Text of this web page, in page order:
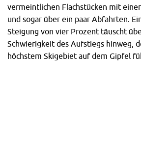
vermeintlichen Flachstücken mit
und sogar über ein paar Abfahrten.
Steigung von vier Prozent täuscht
Schwierigkeit des Aufstiegs hinweg,
höchstem Skigebiet auf dem Gipfel